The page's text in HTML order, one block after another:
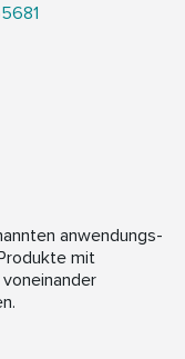
anwendungs-
mit